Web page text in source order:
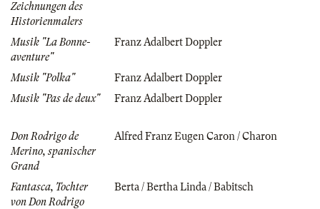
Zeichnungen des
Historienmalers
Musik "La Bonne-
aventure"
Franz Adalbert Doppler
Musik "Polka"
Franz Adalbert Doppler
Musik "Pas de deux"
Franz Adalbert Doppler
Don Rodrigo de
Merino, spanischer
Grand
Alfred Franz Eugen Caron / Charon
Fantasca, Tochter
von Don Rodrigo
Berta / Bertha Linda / Babitsch